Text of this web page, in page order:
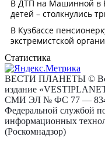
Статистика
ВЕСТИ ПЛАНЕТЫ © Все
издание
СМИ ЭЛ № ФС 77 —
Федеральной службой
информационных
(Роскомнадзор)